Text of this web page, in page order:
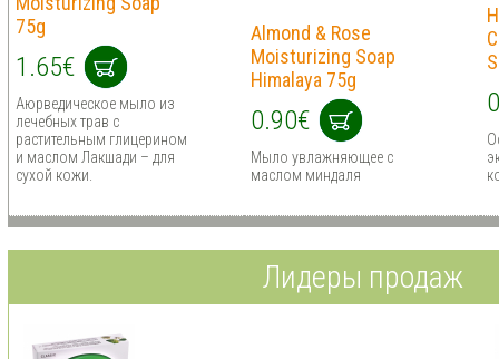
75g
1.65€
Аюрведическое мыло из
лечебных трав с
растительным глицерином
и маслом Лакшади – для
сухой кожи.
Almond & Rose
Moisturizing Soap
Himalaya 75g
0.90€
Мыло увлажняющее с
маслом миндаля
Лидеры продаж